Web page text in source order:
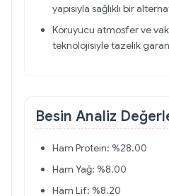
yapısıyla sağlıklı bir
Koruyucu atmosfer ve
teknolojisiyle tazelik
Besin Analiz
Ham Protein: %28.00
Ham Yağ: %8.00
Ham Lif: %8.20